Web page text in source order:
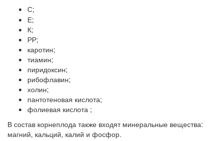
С;
Е;
К;
РР;
каротин;
тиамин;
пиридоксин;
рибофлавин;
холин;
пантотеновая кислота;
фолиевая кислота ;
В состав корнеплода также входят минеральные вещества:
магний, кальций, калий и фосфор.